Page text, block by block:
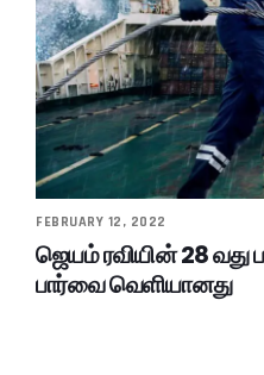
FEBRUARY 12, 2022
ஜெயம் ரவியின் 28
பார்வை வெளியானது